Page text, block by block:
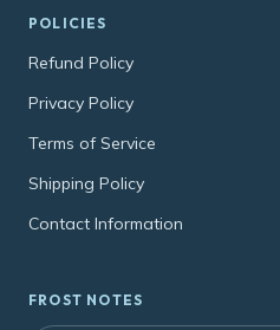
POLICIES
Refund Policy
Privacy Policy
Terms of Service
Shipping Policy
Contact Information
FROST NOTES